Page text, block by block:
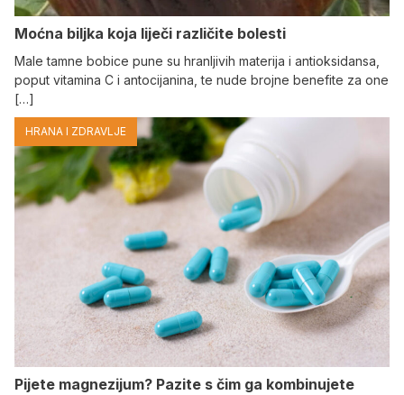
Moćna biljka koja liječi različite bolesti
Male tamne bobice pune su hranljivih materija i antioksidansa,
poput vitamina C i antocijanina, te nude brojne benefite za one
[…]
HRANA I ZDRAVLJE
Pijete magnezijum? Pazite s čim ga kombinujete